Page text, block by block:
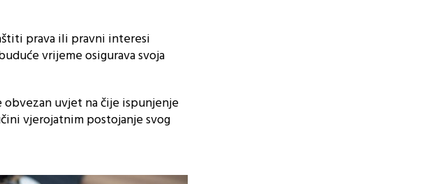
prava ili pravni interesi
vrijeme osigurava svoja
uvjet na čije ispunjenje
vjerojatnim postojanje svog